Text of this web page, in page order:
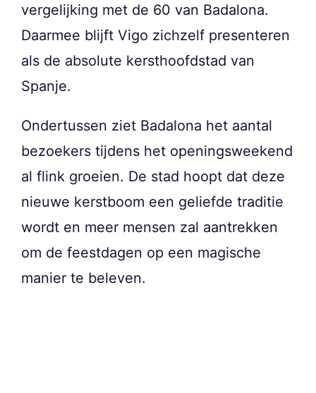
vergelijking met de 60 van Badalona.
Daarmee blijft Vigo zichzelf presenteren
als de absolute kersthoofdstad van
Spanje.
Ondertussen ziet Badalona het aantal
bezoekers tijdens het openingsweekend
al flink groeien. De stad hoopt dat deze
nieuwe kerstboom een geliefde traditie
wordt en meer mensen zal aantrekken
om de feestdagen op een magische
manier te beleven.